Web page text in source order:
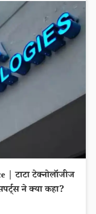
| टाटा टेक्नोलॉजीज
ने क्या कहा?